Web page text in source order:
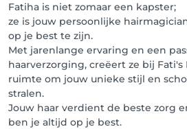
Ps: Vind je het geschikte tijdslot
Geef een seintje op het nummer
Fatiha is niet zomaar een kapster;
ze is jouw persoonlijke
op je best te zijn.
Met jarenlange ervaring en een
haarverzorging, creëert ze bij
ruimte om jouw unieke stijl en
stralen.
Jouw haar verdient de beste zorg
ben je altijd op je best.